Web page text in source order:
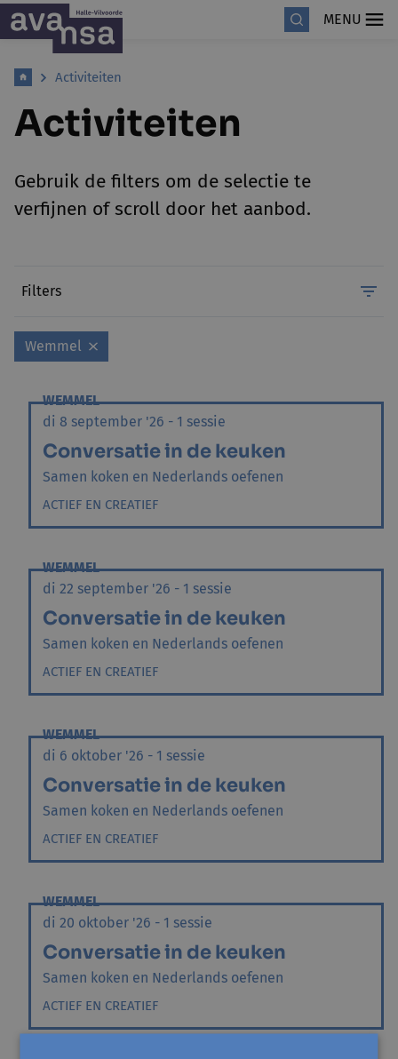
MENU
Activiteiten
Activiteiten
Gebruik de filters om de selectie te
verfijnen of scroll door het aanbod.
Filters
Wemmel
WEMMEL
di 8 september '26 - 1 sessie
Conversatie in de keuken
Samen koken en Nederlands oefenen
ACTIEF EN CREATIEF
WEMMEL
di 22 september '26 - 1 sessie
Conversatie in de keuken
Samen koken en Nederlands oefenen
ACTIEF EN CREATIEF
WEMMEL
di 6 oktober '26 - 1 sessie
Conversatie in de keuken
Samen koken en Nederlands oefenen
ACTIEF EN CREATIEF
WEMMEL
di 20 oktober '26 - 1 sessie
Conversatie in de keuken
Samen koken en Nederlands oefenen
ACTIEF EN CREATIEF